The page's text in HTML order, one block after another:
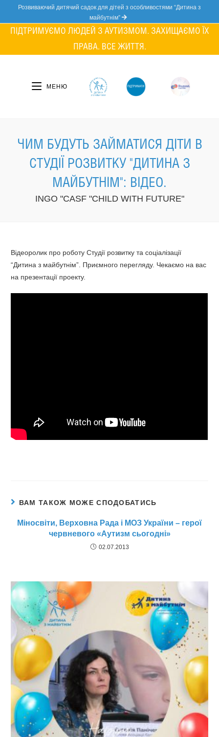
content
Розвиваючий дитячий садок для дітей з особливостями “Дитина з
майбутнім”
ПІДТРИМУЄМО ЛЮДЕЙ З АУТИЗМОМ. ЗАХИЩАЄМО ЇХ
ПРАВА. ВСЕ ЖИТТЯ.
МЕНЮ
ЧИМ БУДУТЬ ЗАЙМАТИСЯ ДІТИ В
СТУДІЇ РОЗВИТКУ "ДИТИНА З
МАЙБУТНІМ": ВІДЕО.
INGO "CASF "CHILD WITH FUTURE"
Відеоролик про роботу Студії розвитку та соціалізації
“Дитина з майбутнім”. Приємного перегляду. Чекаємо на вас
на презентації проекту.
ВАМ ТАКОЖ МОЖЕ СПОДОБАТИСЬ
Міносвіти, Верховна Рада і МОЗ України – герої
червневого «Аутизм сьогодні»
02.07.2013